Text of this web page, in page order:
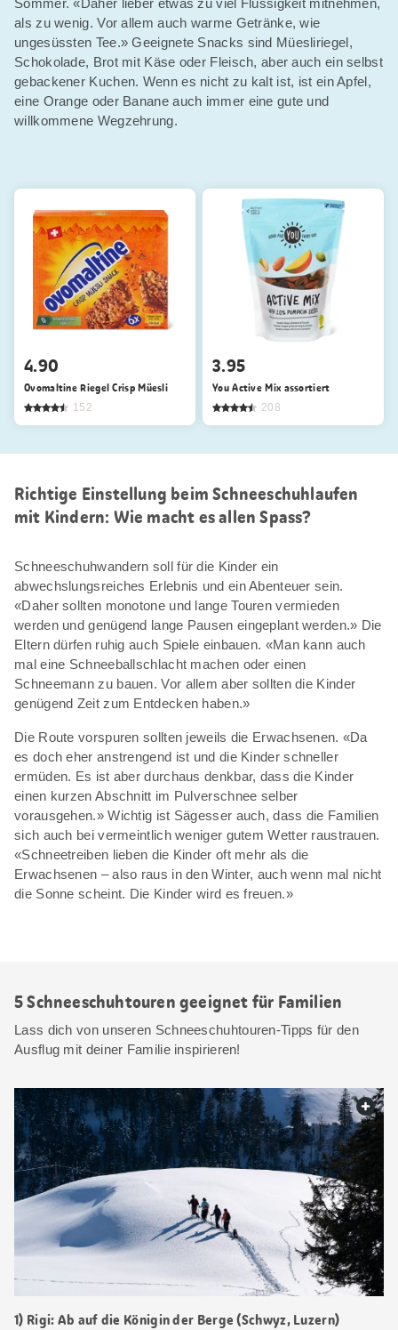
als zu wenig. Vor allem auch warme Getränke, wie
ungesüssten Tee.» Geeignete Snacks sind Müesliriegel,
Schokolade, Brot mit Käse oder Fleisch, aber auch ein selbst
gebackener Kuchen. Wenn es nicht zu kalt ist, ist ein Apfel,
eine Orange oder Banane auch immer eine gute und
willkommene Wegzehrung.
4.90
Ovomaltine Riegel Crisp Müesli
152
3.95
You Active Mix assortiert
208
Richtige Einstellung beim Schneeschuhlaufen
mit Kindern: Wie macht es allen Spass?
Schneeschuhwandern soll für die Kinder ein
abwechslungsreiches Erlebnis und ein Abenteuer sein.
«Daher sollten monotone und lange Touren vermieden
werden und genügend lange Pausen eingeplant werden.» Die
Eltern dürfen ruhig auch Spiele einbauen. «Man kann auch
mal eine Schneeballschlacht machen oder einen
Schneemann zu bauen. Vor allem aber sollten die Kinder
genügend Zeit zum Entdecken haben.»
Die Route vorspuren sollten jeweils die Erwachsenen. «Da
es doch eher anstrengend ist und die Kinder schneller
ermüden. Es ist aber durchaus denkbar, dass die Kinder
einen kurzen Abschnitt im Pulverschnee selber
vorausgehen.» Wichtig ist Sägesser auch, dass die Familien
sich auch bei vermeintlich weniger gutem Wetter raustrauen.
«Schneetreiben lieben die Kinder oft mehr als die
Erwachsenen – also raus in den Winter, auch wenn mal nicht
die Sonne scheint. Die Kinder wird es freuen.»
5 Schneeschuhtouren geeignet für Familien
Lass dich von unseren Schneeschuhtouren-Tipps für den
Ausflug mit deiner Familie inspirieren!
1) Rigi: Ab auf die Königin der Berge (Schwyz, Luzern)